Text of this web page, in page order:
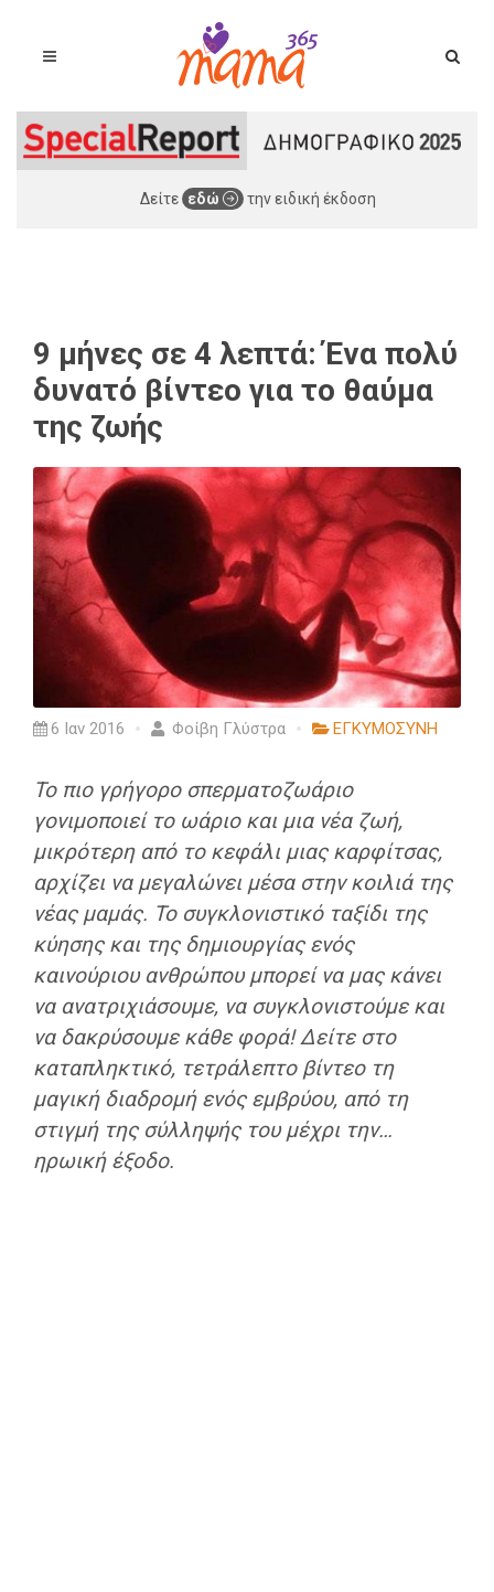
Δείτε εδώ την ειδική έκδοση
9 μήνες σε 4 λεπτά: Ένα πολύ
δυνατό βίντεο για το θαύμα
της ζωής
6 Ιαν 2016 Φοίβη Γλύστρα ΕΓΚΥΜΟΣΥΝΗ
Το πιο γρήγορο σπερματοζωάριο
γονιμοποιεί το ωάριο και μια νέα ζωή,
μικρότερη από το κεφάλι μιας καρφίτσας,
αρχίζει να μεγαλώνει μέσα στην κοιλιά της
νέας μαμάς. Το συγκλονιστικό ταξίδι της
κύησης και της δημιουργίας ενός
καινούριου ανθρώπου μπορεί να μας κάνει
να ανατριχιάσουμε, να συγκλονιστούμε και
να δακρύσουμε κάθε φορά! Δείτε στο
καταπληκτικό, τετράλεπτο βίντεο τη
μαγική διαδρομή ενός εμβρύου, από τη
στιγμή της σύλληψής του μέχρι την…
ηρωική έξοδο.